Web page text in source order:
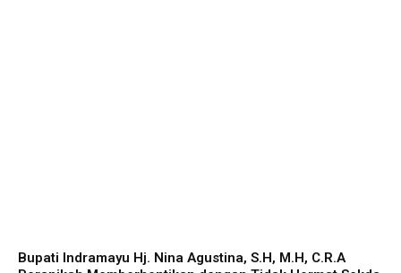
Bupati Indramayu Hj. Nina Agustina, S.H, M.H, C.R.A